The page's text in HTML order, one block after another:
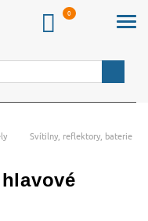
Svítilny, reflektory, baterie